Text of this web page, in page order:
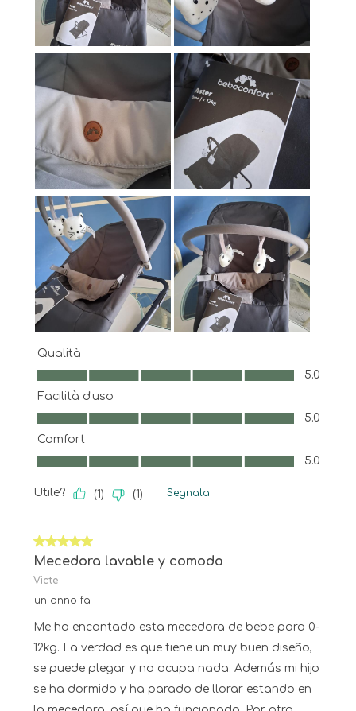
Qualità
Qualità, 5.0 su 5
5.0
Facilità d'uso
Facilità d'uso, 5.0 su 5
5.0
Comfort
Comfort, 5.0 su 5
5.0
Utile? (1) (1) Segnala
5 su 5 stelle.
Mecedora lavable y comoda
Victe
un anno fa
Me ha encantado esta mecedora de bebe para 0-
12kg. La verdad es que tiene un muy buen diseño,
se puede plegar y no ocupa nada. Además mi hijo
se ha dormido y ha parado de llorar estando en